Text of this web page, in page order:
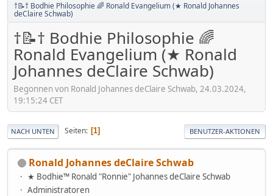
†📝† Bodhie Philosophie 🌈 Ronald Evangelium (★ Ronald Johannes
deClaire Schwab)
†📝† Bodhie Philosophie 🌈
Ronald Evangelium (★ Ronald
Johannes deClaire Schwab)
Begonnen von Ronald Johannes deClaire Schwab, 24.03.2024,
19:15:24 CET
NACH UNTEN Seiten 1 BENUTZER-AKTIONEN
Ronald Johannes deClaire Schwab
★ Bodhie™ Ronald "Ronnie" Johannes deClaire Schwab
Administratoren